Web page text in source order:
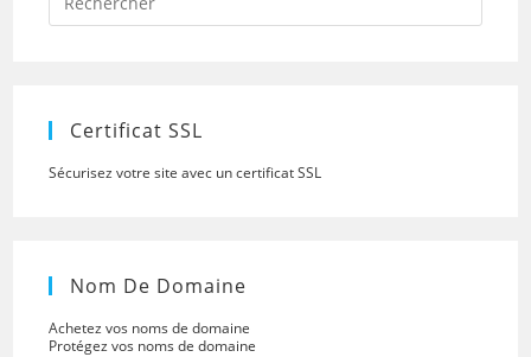
to
Certificat SSL
Sécurisez votre site avec un certificat SSL
Nom De Domaine
Achetez vos noms de domaine
Protégez vos noms de domaine